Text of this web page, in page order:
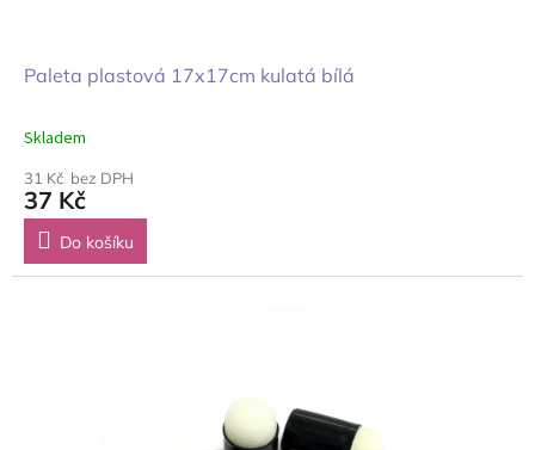
Paleta plastová 17x17cm kulatá bílá
Skladem
31 Kč bez DPH
37 Kč
Do košíku